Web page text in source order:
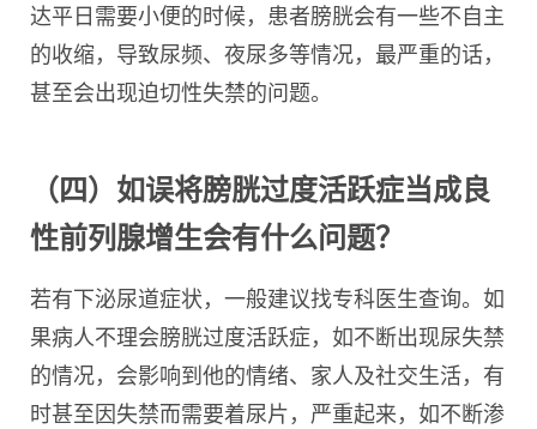
达平日需要小便的时候，患者膀胱会有一些不自主
的收缩，导致尿频、夜尿多等情况，最严重的话，
甚至会出现迫切性失禁的问题。
（四）如误将膀胱过度活跃症当成良
性前列腺增生会有什么问题？
若有下泌尿道症状，一般建议找专科医生查询。如
果病人不理会膀胱过度活跃症，如不断出现尿失禁
的情况，会影响到他的情绪、家人及社交生活，有
时甚至因失禁而需要着尿片，严重起来，如不断渗